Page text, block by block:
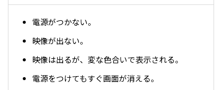
電源がつかない。
映像が出ない。
映像は出るが、変な色合いで表示される。
電源をつけてもすぐ画面が消える。